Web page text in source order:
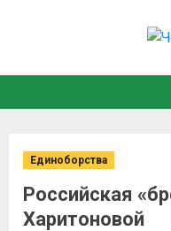
Единоборства
Российская
Харитоновой